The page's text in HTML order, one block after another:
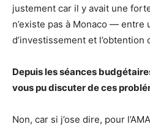
justement car il y avait une
n’existe pas à Monaco — entre
d’investissement et l’obtention
Depuis les séances
vous pu discuter de ces
Non, car si j’ose dire, pour